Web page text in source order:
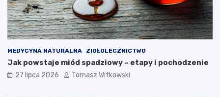
MEDYCYNA NATURALNA ZIOŁOLECZNICTWO
Jak powstaje miód spadziowy – etapy i pochodzenie
27 lipca 2026 Tomasz Witkowski